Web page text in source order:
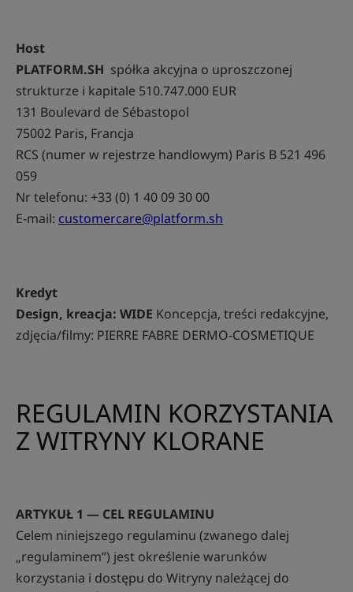
Host
PLATFORM.SH spółka akcyjna o uproszczonej
strukturze i kapitale 510.747.000 EUR
131 Boulevard de Sébastopol
75002 Paris, Francja
RCS (numer w rejestrze handlowym) Paris B 521 496
059
Nr telefonu: +33 (0) 1 40 09 30 00
E-mail: customercare@platform.sh
Kredyt
Design, kreacja: WIDE Koncepcja, treści redakcyjne,
zdjęcia/filmy: PIERRE FABRE DERMO-COSMETIQUE
REGULAMIN KORZYSTANIA
Z WITRYNY KLORANE
ARTYKUŁ 1 — CEL REGULAMINU
Celem niniejszego regulaminu (zwanego dalej
„regulaminem”) jest określenie warunków
korzystania i dostępu do Witryny należącej do